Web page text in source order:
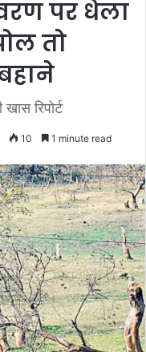
पर धेला
तो
रिपोर्ट
10 1 minute read